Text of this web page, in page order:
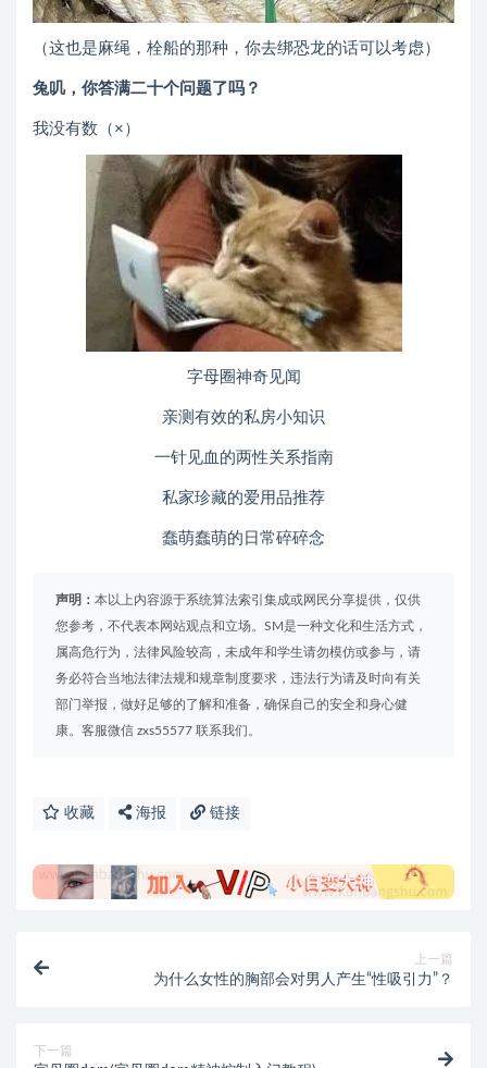
（这也是麻绳，栓船的那种，你去绑恐龙的话可以考虑）
兔叽，你答满二十个问题了吗？
我没有数（×）
字母圈神奇见闻
亲测有效的私房小知识
一针见血的两性关系指南
私家珍藏的爱用品推荐
蠢萌蠢萌的日常碎碎念
声明： 本以上内容源于系统算法索引集成或网民分享提供，仅供
您参考，不代表本网站观点和立场。SM是一种文化和生活方式，
属高危行为，法律风险较高，未成年和学生请勿模仿或参与，请
务必符合当地法律法规和规章制度要求，违法行为请及时向有关
部门举报，做好足够的了解和准备，确保自己的安全和身心健
康。客服微信 zxs55577 联系我们。
收藏 海报 链接
上一篇
为什么女性的胸部会对男人产生“性吸引力”？
下一篇